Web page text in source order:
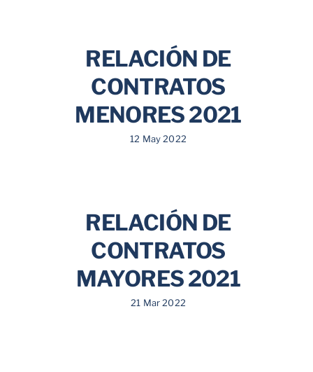
RELACIÓN DE
CONTRATOS
MENORES 2021
12 May 2022
RELACIÓN DE
CONTRATOS
MAYORES 2021
21 Mar 2022